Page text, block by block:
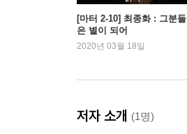
[마터 2-10] 최종화 : 그분들
은 별이 되어
2020년 03월 18일
저자 소개 (1명)